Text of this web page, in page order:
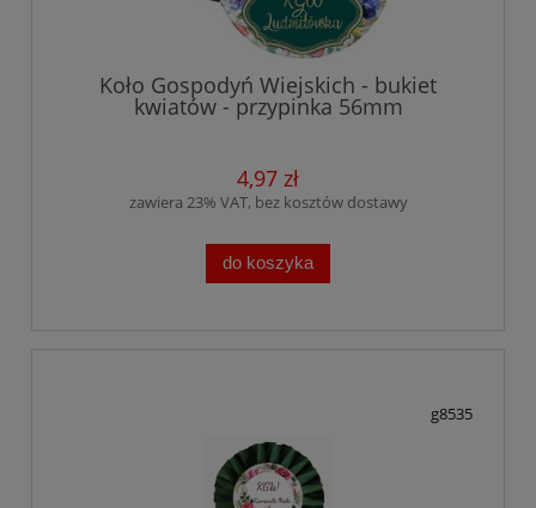
Koło Gospodyń Wiejskich - bukiet
kwiatów - przypinka 56mm
4,97 zł
zawiera 23% VAT, bez kosztów dostawy
do koszyka
g8535